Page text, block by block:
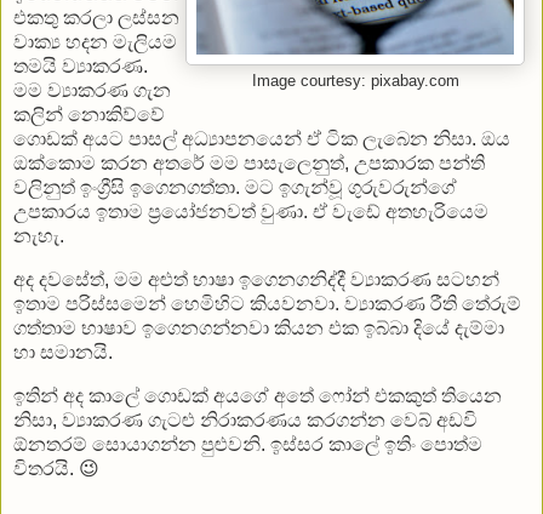
Image courtesy: pixabay.com
එකතු කරලා ලස්සන
වාක්‍ය හදන මැලියම
තමයි ව්‍යාකරණ.
මම ව්‍යාකරණ ගැන
කලින් නොකිව්වේ
ගොඩක් අයට පාසල් අධ්‍යාපනයෙන් ඒ ටික ලැබෙන නිසා. ඔය
ඔක්කොම කරන අතරේ මම පාසැලෙනුත්, උපකාරක පන්ති
වලිනුත් ඉංග්‍රීසි ඉගෙනගත්තා. මට ඉගැන්වූ ගුරුවරුන්ගේ
උපකාරය ඉතාම ප්‍රයෝජනවත් වුණා. ඒ වැඩේ අතහැරියෙම
නැහැ.
අද දවසේත්, මම අළුත් භාෂා ඉගෙනගනිද්දී ව්‍යාකරණ සටහන්
ඉතාම පරිස්සමෙන් හෙමිහිට කියවනවා. ව්‍යාකරණ රීති තේරුම්
ගත්තාම භාෂාව ඉගෙනගන්නවා කියන එක ඉබ්බා දියේ දැම්මා
හා සමානයි.
ඉතින් අද කාලේ ගොඩක් අයගේ අතේ ෆෝන් එකකුත් තියෙන
නිසා, ව්‍යාකරණ ගැටළු නිරාකරණය කරගන්න වෙබ් අඩවි
ඕනතරම් සොයාගන්න පුළුවනි. ඉස්සර කාලේ ඉතිං පොත්ම
විතරයි. 😉